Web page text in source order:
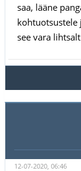
saa, lääne
kohtuotsustele
see vara
12-07-2020, 06:46